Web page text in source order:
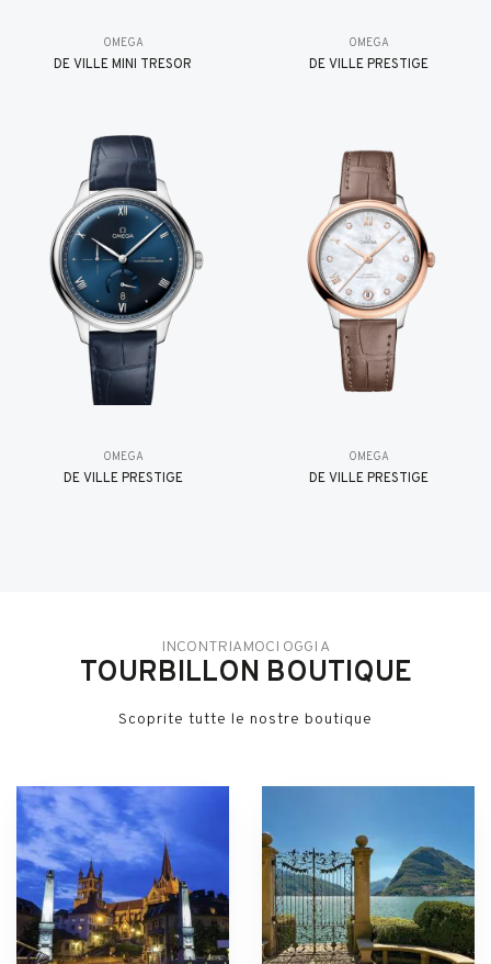
OMEGA
DE VILLE MINI TRÉSOR
OMEGA
DE VILLE PRESTIGE
OMEGA
DE VILLE PRESTIGE
OMEGA
DE VILLE PRESTIGE
INCONTRIAMOCI OGGI A
TOURBILLON BOUTIQUE
Scoprite tutte le nostre boutique